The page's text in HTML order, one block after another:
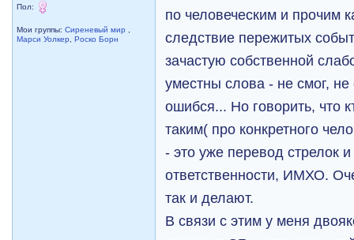
Пол:
Мои группы:Сиреневый мир
Марси Уолкер
,Роско Борн
по человеческим и прочим
следствие пережитых
зачастую собственной
уместны слова - не смог,
ошибся... Но говорить, что
таким( про конкретного
- это уже перевод стрелок
ответственности, ИМХО.
так и делают.
В связи с этим у меня